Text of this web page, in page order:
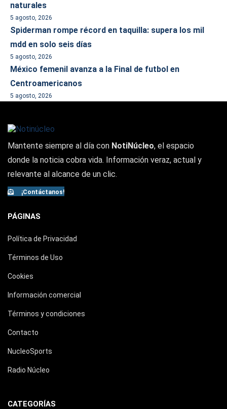
naturales
5 agosto, 2026
Spiderman rompe récord en taquilla: supera los mil
mdd en solo seis días
5 agosto, 2026
México femenil avanza a la Final de futbol en
Centroamericanos
5 agosto, 2026
Mantente siempre al día con NotiNúcleo, el espacio
donde la noticia cobra vida. Información veraz, actual y
relevante al alcance de un clic.
¡Contáctanos!
PÁGINAS
Política de Privacidad
Términos de Uso
Cookies
Información comercial
Términos y condiciones
Contacto
NucleoSports
Radio Núcleo
CATEGORÍAS